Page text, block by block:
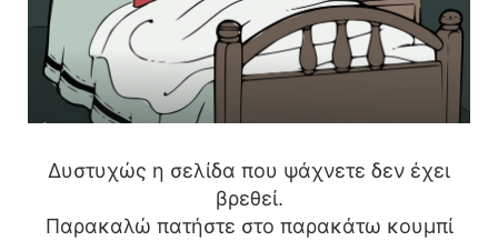
Δυστυχώς η σελίδα που ψάχνετε δεν έχει
βρεθεί.
Παρακαλώ πατήστε στο παρακάτω κουμπί